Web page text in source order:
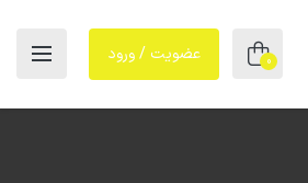
0 عضویت / ورود